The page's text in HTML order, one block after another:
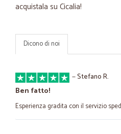
acquistala su Cicalia!
Dicono di noi
—Stefano R.
Ben fatto!
Esperienza gradita con il servizio